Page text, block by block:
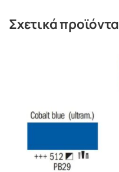
Σχετικά προϊόντα